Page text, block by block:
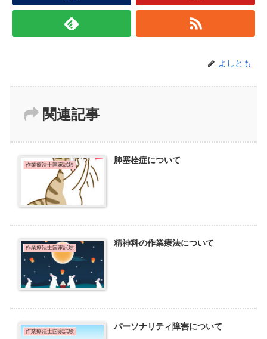
よしとも
関連記事
作業療法士国家試験 肺塞栓症について
作業療法士国家試験 精神科の作業療法について
作業療法士国家試験 パーソナリティ障害について